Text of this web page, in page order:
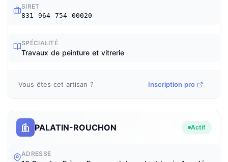
SIRET
831 964 754 00020
SPÉCIALITÉ
Travaux de peinture et vitrerie
Vous êtes cet artisan ? Inscription pro
PALATIN-ROUCHON Actif
ADRESSE